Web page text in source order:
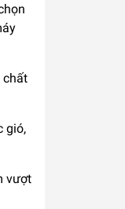
chất
gió,
vượt